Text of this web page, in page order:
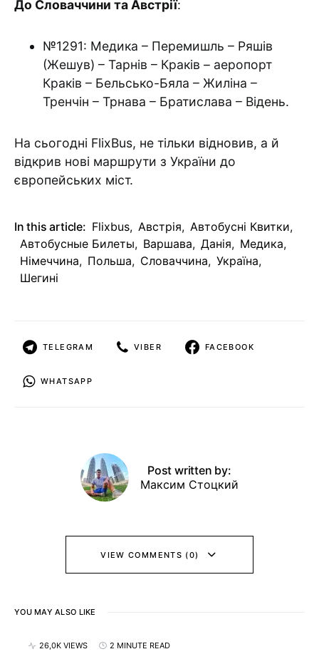
До Словаччини та Австрії:
№1291: Медика – Перемишль – Ряшів
(Жешув) – Тарнів – Краків – аеропорт
Краків – Бельсько-Бяла – Жиліна –
Тренчін – Трнава – Братислава – Відень.
На сьогодні FlixBus, не тільки відновив, а й
відкрив нові маршрути з України до
європейських міст.
In this article: Flixbus, Австрія, Автобусні Квитки,
Автобусные Билеты, Варшава, Данія, Медика,
Німеччина, Польша, Словаччина, Україна,
Шегині
TELEGRAM VIBER FACEBOOK
WHATSAPP
Post written by:
Максим Стоцкий
VIEW COMMENTS (0)
YOU MAY ALSO LIKE
26,0K VIEWS 2 MINUTE READ